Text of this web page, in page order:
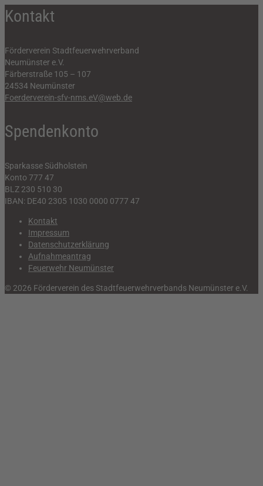
Kontakt
Förderverein Stadtfeuerwehrverband
Neumünster e.V.
Färberstraße 105 – 107
24534 Neumünster
Foerderverein-sfv-nms.eV@web.de
Spendenkonto
Sparkasse Südholstein
Konto 777 47
BLZ 230 510 30
IBAN: DE40 2305 1030 0000 0777 47
Kontakt
Impressum
Datenschutzerklärung
Aufnahmeantrag
Feuerwehr Neumünster
© 2026 Förderverein des Stadtfeuerwehrverbands Neumünster e.V.